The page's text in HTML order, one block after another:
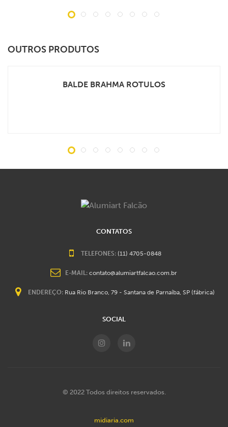
OUTROS PRODUTOS
BALDE BRAHMA ROTULOS
CONTATOS
TELEFONES: (11) 4705-0848
E-MAIL: contato@alumiartfalcao.com.br
ENDEREÇO: Rua Rio Branco, 79 - Santana de Parnaíba, SP (fábrica)
SOCIAL
© 2022 Todos direitos reservados.
midiaria.com